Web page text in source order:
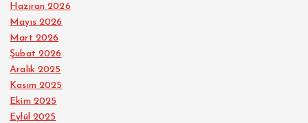
Haziran 2026
Mayıs 2026
Mart 2026
Şubat 2026
Aralık 2025
Kasım 2025
Ekim 2025
Eylül 2025